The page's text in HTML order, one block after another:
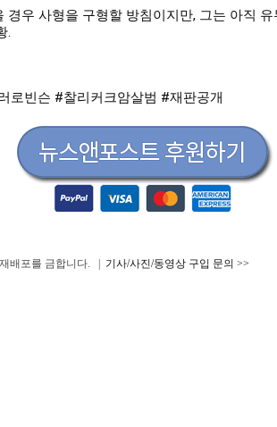
경우 사형을 구형할 방침이지만, 그는 아직
.
로빈슨 #찰리커크암살범 #재판공개
재배포를 금합니다. | 기사/사진/동영상 구입 문의 >>